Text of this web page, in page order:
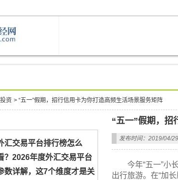
投资 > “五一”假期，招行信用卡为你打造高频生活场景服务矩阵
汇交易平台排行榜怎么
？2026年度外汇交易平台
数详解，这7个维度才是关
“五一”假期，招
发布时间：2019/04/29
今年“五一”小
出行旅游。在“加